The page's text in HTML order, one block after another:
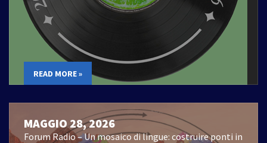
READ MORE »
MAGGIO 28, 2026
Forum Radio – Un mosaico di lingue: costruire ponti in